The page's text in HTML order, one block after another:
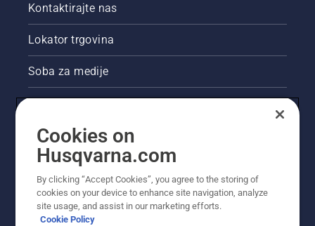
Kontaktirajte nas
Lokator trgovina
Soba za medije
Akcije
Pravne informacije o proizvodu
Ostale stranice tvrtke Husqvarna
Cookies on
Husqvarna.com
By clicking “Accept Cookies”, you agree to the storing of
cookies on your device to enhance site navigation, analyze
site usage, and assist in our marketing efforts.
Cookie Policy